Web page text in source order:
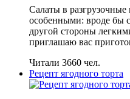
Салаты в
особенными: вроде бы
другой стороны
приглашаю вас
Читали 3660 чел.
Рецепт ягодного торта